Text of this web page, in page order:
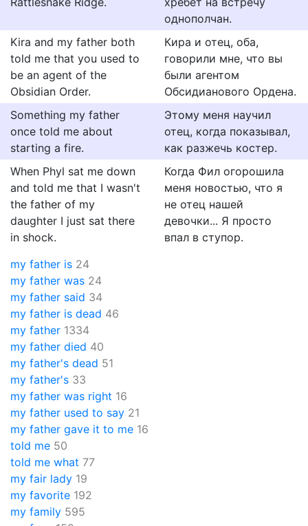
однополчан.
Kira and my father both
told me that you used to
be an agent of the
Obsidian Order.
Кира и отец, оба,
говорили мне, что вы
были агентом
Обсидианового Ордена.
Something my father
once told me about
starting a fire.
Этому меня научил
отец, когда показывал,
как разжечь костер.
When Phyl sat me down
and told me that I wasn't
the father of my
daughter I just sat there
in shock.
Когда Фил огорошила
меня новостью, что я
не отец нашей
девочки... Я просто
впал в ступор.
my father is 24
my father was 24
my father said 34
my father is dead 46
my father 1334
my father died 40
my father's dead 51
my father's 33
my father was right 16
my father used to say 21
my father gave it to me 16
told me 50
told me what 77
my fair lady 19
my favorite 192
my family 595